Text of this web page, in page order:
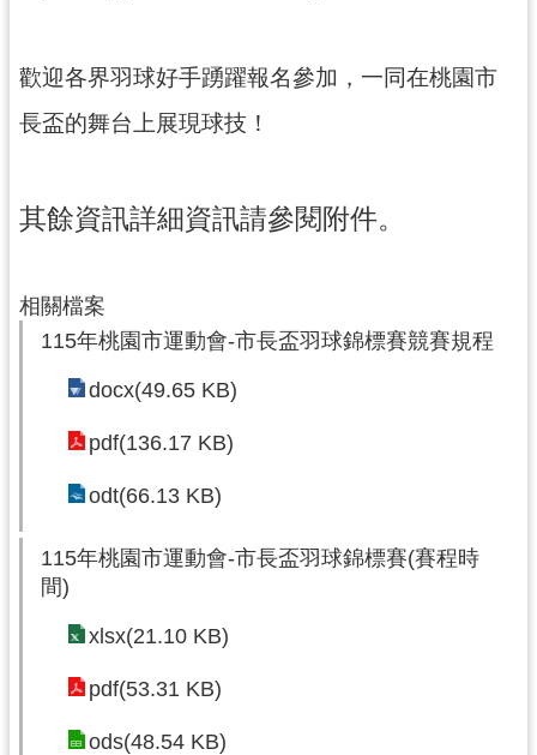
歡迎各界羽球好手踴躍報名參加，一同在桃園市
長盃的舞台上展現球技！
其餘資訊詳細資訊請參閱附件。
相關檔案
115年桃園市運動會-市長盃羽球錦標賽競賽規程
docx(49.65 KB)
pdf(136.17 KB)
odt(66.13 KB)
115年桃園市運動會-市長盃羽球錦標賽(賽程時
間)
xlsx(21.10 KB)
pdf(53.31 KB)
ods(48.54 KB)